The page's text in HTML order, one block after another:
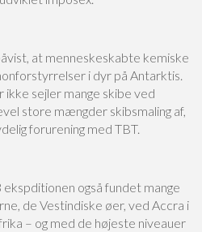
at menneskeskabte kemiske
i dyr på Antarktis.
sejler mange skibe ved
store mængder skibsmaling af,
forurening med TBT.
også fundet mange
de Vestindiske øer, ved Accra i
– og med de højeste niveauer